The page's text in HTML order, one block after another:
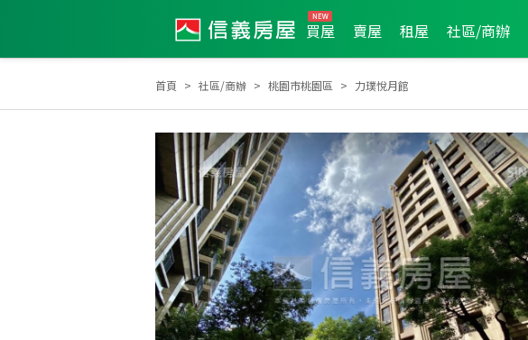
買屋 賣屋 租屋 社區/商辦
首頁 社區/商辦 桃園市桃園區 力璞悅月館